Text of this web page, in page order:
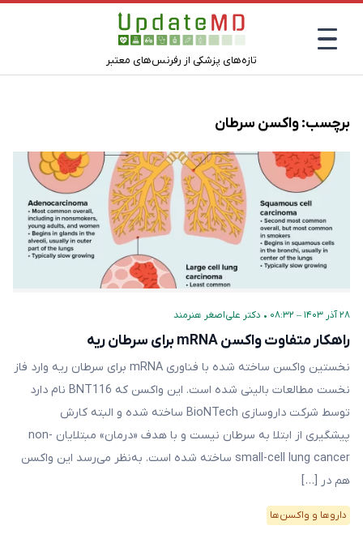
تازه‌های پزشکی از رفرنس‌های معتبر
برچسب:واکسن سرطان
۲۸ آذر ۱۴۰۳ – ۰۸:۳۲ • دکتر علی‌اصغر هنرمند
راهکار متفاوت واکسن mRNA برای سرطان ریه
نخستین واکسن ساخته‌ شده با فناوری mRNA برای سرطان ریه وارد فاز
نخست مطالعات بالینی شده است. این واکسن که BNT116 نام دارد
توسط شرکت داروسازی BioNTech ساخته شده و البته کارش
پیشگیری از ابتلا به سرطان نیست و با هدف «درمان» مبتلایان non-
small-cell lung cancer ساخته شده است. به‌نظر می‌رسد این واکسن
هم در […]
دارو‌ها و واکسن‌ها